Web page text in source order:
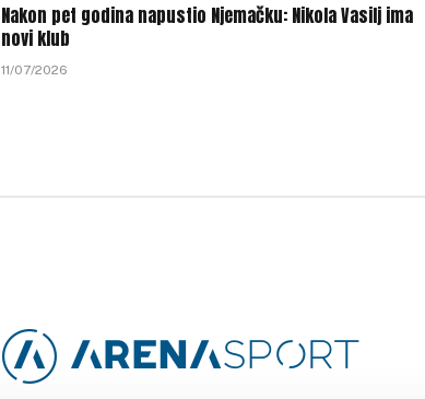
Nakon pet godina napustio Njemačku: Nikola Vasilj ima
novi klub
11/07/2026